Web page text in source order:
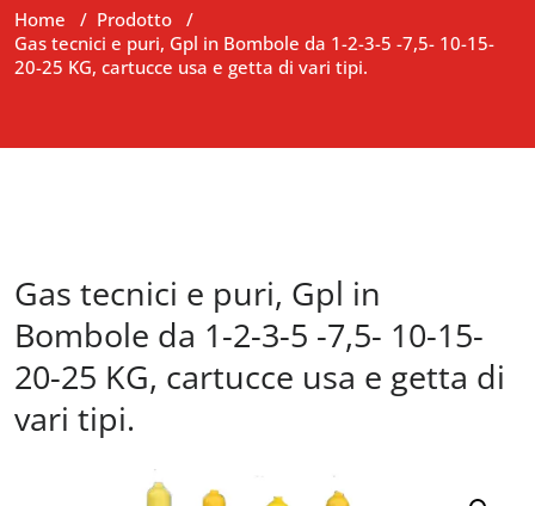
Home / Prodotto /
Gas tecnici e puri, Gpl in Bombole da 1-2-3-5 -7,5- 10-15-
20-25 KG, cartucce usa e getta di vari tipi.
Gas tecnici e puri, Gpl in
Bombole da 1-2-3-5 -7,5- 10-15-
20-25 KG, cartucce usa e getta di
vari tipi.